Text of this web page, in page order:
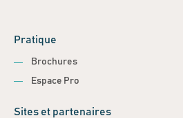
Pratique
Brochures
Espace Pro
Sites et partenaires